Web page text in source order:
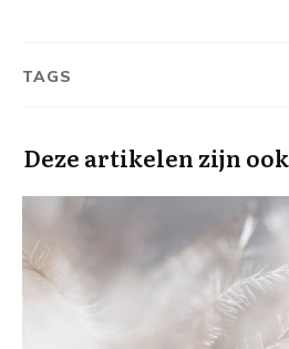
TAGS
Deze artikelen zijn